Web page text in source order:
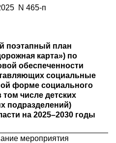
N 465-п
поэтапный план
карта») по
обеспеченности
социальные
форме социального
числе детских
подразделений)
на 2025–2030 годы
мероприятия